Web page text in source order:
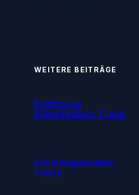
WEITERE BEITRÄGE
Eröffnung
Klingenstein Trails
Die Klingenstein
Trails